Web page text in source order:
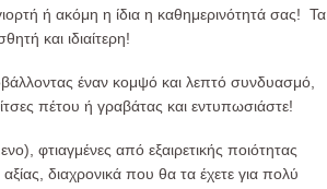
ή ακόμη η ίδια η καθημερινότητά σας! Τα
και ιδιαίτερη!
έναν κομψό και λεπτό συνδυασμό,
πέτου ή γραβάτας και εντυπωσιάστε!
φτιαγμένες από εξαιρετικής ποιότητας
διαχρονικά που θα τα έχετε για πολύ